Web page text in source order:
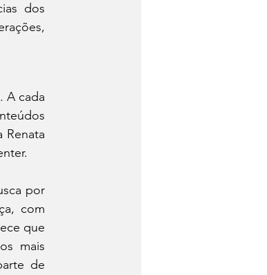
dos
A cada
Renata
por
com
que
mais
de